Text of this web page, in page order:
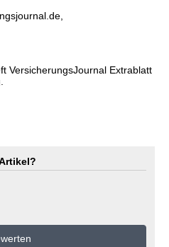
VersicherungsJournal Extrablatt